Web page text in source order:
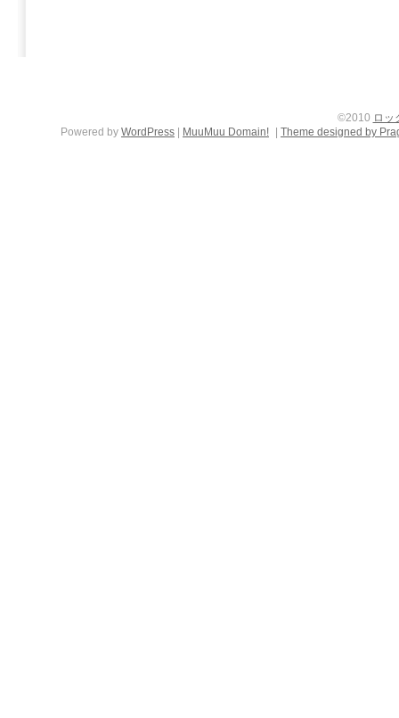
©2010 ロッ
Powered by WordPress MuuMuu Domain! Theme designed by